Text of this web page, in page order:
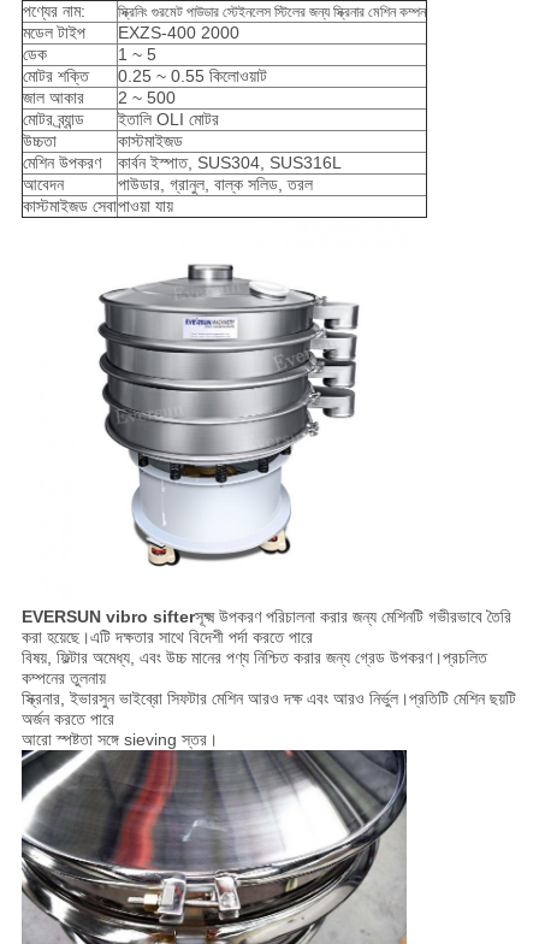
পণ্যের নাম: স্ক্রিনিং গুরমেট পাউডার স্টেইনলেস স্টিলের জন্য স্ক্রিনার মেশিন কম্পন
মডেল টাইপ
EXZS-400 2000
ডেক
1 ~ 5
মোটর শক্তি
0.25 ~ 0.55 কিলোওয়াট
জাল আকার
2 ~ 500
মোটর ব্র্যান্ড
ইতালি OLI মোটর
উচ্চতা
কাস্টমাইজড
মেশিন উপকরণ
কার্বন ইস্পাত, SUS304, SUS316L
আবেদন
পাউডার, গ্রানুল, বাল্ক সলিড, তরল
কাস্টমাইজড সেবাপাওয়া যায়
EVERSUN vibro sifterসূক্ষ্ম উপকরণ পরিচালনা করার জন্য মেশিনটি গভীরভাবে তৈরি
করা হয়েছে।এটি দক্ষতার সাথে বিদেশী পর্দা করতে পারে
বিষয়, ফিল্টার অমেধ্য, এবং উচ্চ মানের পণ্য নিশ্চিত করার জন্য গ্রেড উপকরণ।প্রচলিত
কম্পনের তুলনায়
স্ক্রিনার, ইভারসুন ভাইব্রো সিফটার মেশিন আরও দক্ষ এবং আরও নির্ভুল।প্রতিটি মেশিন ছয়টি
অর্জন করতে পারে
আরো স্পষ্টতা সঙ্গে sieving স্তর।